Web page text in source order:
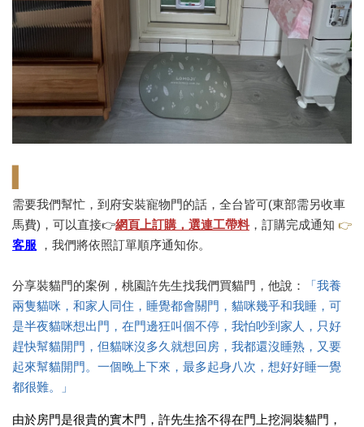
需要我們幫忙，到府安裝寵物門的話，全台皆可(東部需另收車
馬費)，可以直接👉網頁上訂購，選連工帶料 ，訂購完成通知 👉
客服 ，我們將依照訂單順序通知你。
分享裝貓門的案例， 桃園許先生找我們買貓門，他說：
「我養
兩隻貓咪，和家人同住，睡覺都會關門， 貓咪幾乎和我睡，可
是半夜貓咪想出門，在門邊狂叫個不停，我怕吵到家人，只好
趕快幫貓開門，但貓咪沒多久就想回房，我都還沒睡熟，又要
起來幫貓開門。 一個晚上下來，最多起身八次，想好好睡一覺
都很難。」
由於房門是很貴的實木門，許先生捨不得在門上挖洞裝貓門，